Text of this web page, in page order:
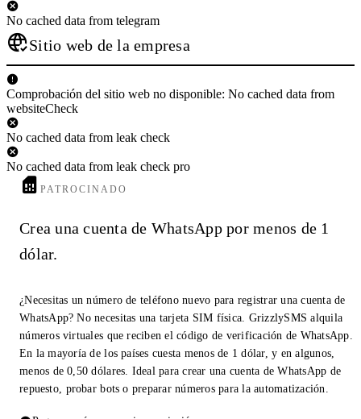
No cached data from telegram
Sitio web de la empresa
Comprobación del sitio web no disponible: No cached data from
websiteCheck
No cached data from leak check
No cached data from leak check pro
PATROCINADO
Crea una cuenta de WhatsApp por menos de 1
dólar.
¿Necesitas un número de teléfono nuevo para registrar una cuenta de
WhatsApp? No necesitas una tarjeta SIM física. GrizzlySMS alquila
números virtuales que reciben el código de verificación de WhatsApp.
En la mayoría de los países cuesta menos de 1 dólar, y en algunos,
menos de 0,50 dólares. Ideal para crear una cuenta de WhatsApp de
repuesto, probar bots o preparar números para la automatización.